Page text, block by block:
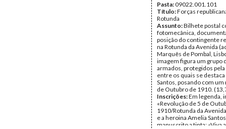
Pasta:09022.001.101
Título:Forças
Rotunda
Assunto:Bilhete postal
fotomecânica,
posição do contingente
na Rotunda da Avenida
Marquês de Pombal,
imagem figura um grupo
armados, protegidos pela
entre os quais se
Santos, posando com
de Outubro de 1910.
Inscrições:Em legenda,
«Revolução de 5 de
1910/Rotunda da
e a heroina Amelia
manuscrito a tinta: «Viva